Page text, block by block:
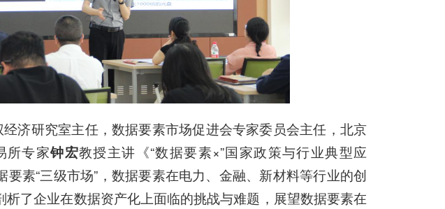
济研究室主任，数据要素市场促进会专家委员会主任，北京
所专家钟宏教授主讲《“数据要素×”国家政策与行业典型应
素“三级市场”，数据要素在电力、金融、新材料等行业的创
了企业在数据资产化上面临的挑战与难题，展望数据要素在